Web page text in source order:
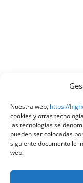
Nuestra web, https://
cookies y otras
las tecnologías se
pueden ser colocadas
siguiente documento le
web.